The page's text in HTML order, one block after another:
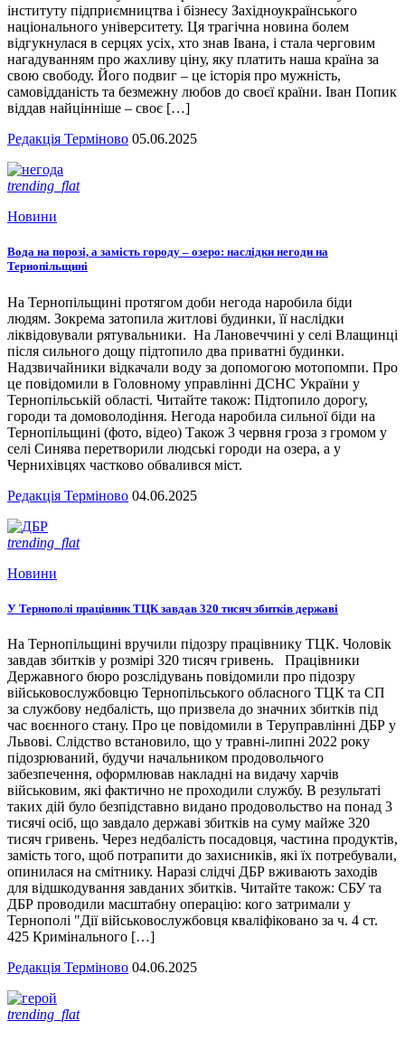
інституту підприємництва і бізнесу Західноукраїнського
національного університету. Ця трагічна новина болем
відгукнулася в серцях усіх, хто знав Івана, і стала черговим
нагадуванням про жахливу ціну, яку платить наша країна за
свою свободу. Його подвиг – це історія про мужність,
самовідданість та безмежну любов до своєї країни. Іван Попик
віддав найцінніше – своє […]
Редакція Терміново 05.06.2025
trending_flat
Новини
Вода на порозі, а замість городу – озеро: наслідки негоди на
Тернопільщині
На Тернопільщині протягом доби негода наробила біди
людям. Зокрема затопила житлові будинки, її наслідки
ліквідовували рятувальники. На Лановеччині у селі Влащинці
після сильного дощу підтопило два приватні будинки.
Надзвичайники відкачали воду за допомогою мотопомпи. Про
це повідомили в Головному управлінні ДСНС України у
Тернопільській області. Читайте також: Підтопило дорогу,
городи та домоволодіння. Негода наробила сильної біди на
Тернопільщині (фото, відео) Також 3 червня гроза з громом у
селі Синява перетворили людські городи на озера, а у
Чернихівцях частково обвалився міст.
Редакція Терміново 04.06.2025
trending_flat
Новини
У Тернополі працівник ТЦК завдав 320 тисяч збитків державі
На Тернопільщині вручили підозру працівнику ТЦК. Чоловік
завдав збитків у розмірі 320 тисяч гривень. Працівники
Державного бюро розслідувань повідомили про підозру
військовослужбовцю Тернопільського обласного ТЦК та СП
за службову недбалість, що призвела до значних збитків під
час воєнного стану. Про це повідомили в Теруправлінні ДБР у
Львові. Слідство встановило, що у травні-липні 2022 року
підозрюваний, будучи начальником продовольчого
забезпечення, оформлював накладні на видачу харчів
військовим, які фактично не проходили службу. В результаті
таких дій було безпідставно видано продовольство на понад 3
тисячі осіб, що завдало державі збитків на суму майже 320
тисяч гривень. Через недбалість посадовця, частина продуктів,
замість того, щоб потрапити до захисників, які їх потребували,
опинилася на смітнику. Наразі слідчі ДБР вживають заходів
для відшкодування завданих збитків. Читайте також: СБУ та
ДБР проводили масштабну операцію: кого затримали у
Тернополі "Дії військовослужбовця кваліфіковано за ч. 4 ст.
425 Кримінального […]
Редакція Терміново 04.06.2025
trending_flat